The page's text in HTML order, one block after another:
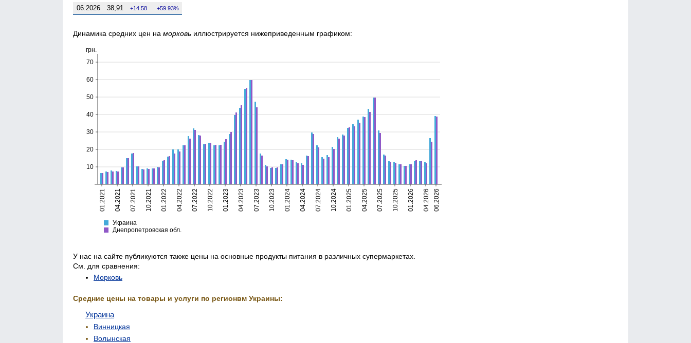
06.2026 38,91 14.58 59.93%
Динамика средних цен на морковь иллюстрируется нижеприведенным графиком:
Украина
Днепропетровская
01.2021 04.2021 07.2021 10.2021 01.2022 04.2022 07.2022 10.2022 01.2023 04.2023 07.2023 10.2023 01.2024 04.2024 07.2024 10.2024 01.2025 04.2025 07.2025 10.2025 01.2026 04.2026 06.2026
10
20
30
40
50
60
70
грн.
Украина
Днепропетровская обл.
У нас на сайте публикуются также цены на основные продукты питания в различных супермаркетах.
См. для сравнения:
Морковь
Средние цены на товары и услуги по регионвм Украины:
Украина
Винницкая
Волынская